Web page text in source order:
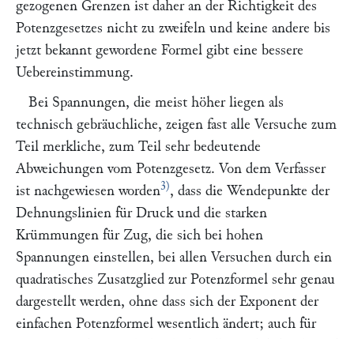
gezogenen Grenzen ist daher an der Richtigkeit des
Potenzgesetzes nicht zu zweifeln und keine andere bis
jetzt bekannt gewordene Formel gibt eine bessere
Uebereinstimmung.
Bei Spannungen, die meist höher liegen als
technisch gebräuchliche, zeigen fast alle Versuche zum
Teil merkliche, zum Teil sehr bedeutende
Abweichungen vom Potenzgesetz. Von dem Verfasser
ist nachgewiesen worden3), dass die Wendepunkte der
Dehnungslinien für Druck und die starken
Krümmungen für Zug, die sich bei hohen
Spannungen einstellen, bei allen Versuchen durch ein
quadratisches Zusatzglied zur Potenzformel sehr genau
dargestellt werden, ohne dass sich der Exponent der
einfachen Potenzformel wesentlich ändert; auch für